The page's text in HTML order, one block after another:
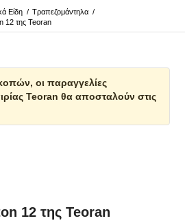
Είδη / Τραπεζομάντηλα /
12 της Teoran
οι παραγγελίες
Teoran θα αποσταλούν στις
12 της Teoran